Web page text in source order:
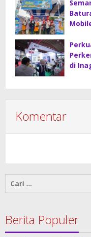
di
Komentar
untuk:
Berita Populer